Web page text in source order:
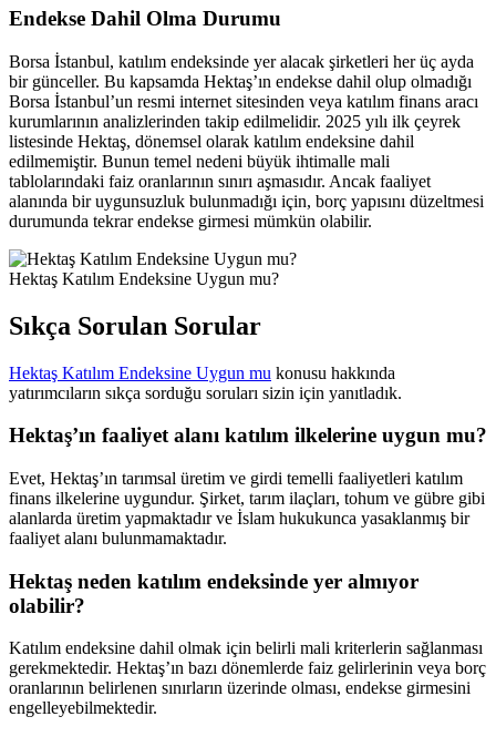
Endekse Dahil Olma Durumu
Borsa İstanbul, katılım endeksinde yer alacak şirketleri her üç ayda
bir günceller. Bu kapsamda Hektaş’ın endekse dahil olup olmadığı
Borsa İstanbul’un resmi internet sitesinden veya katılım finans aracı
kurumlarının analizlerinden takip edilmelidir. 2025 yılı ilk çeyrek
listesinde Hektaş, dönemsel olarak katılım endeksine dahil
edilmemiştir. Bunun temel nedeni büyük ihtimalle mali
tablolarındaki faiz oranlarının sınırı aşmasıdır. Ancak faaliyet
alanında bir uygunsuzluk bulunmadığı için, borç yapısını düzeltmesi
durumunda tekrar endekse girmesi mümkün olabilir.
Hektaş Katılım Endeksine Uygun mu?
Sıkça Sorulan Sorular
Hektaş Katılım Endeksine Uygun mu konusu hakkında
yatırımcıların sıkça sorduğu soruları sizin için yanıtladık.
Hektaş’ın faaliyet alanı katılım ilkelerine uygun mu?
Evet, Hektaş’ın tarımsal üretim ve girdi temelli faaliyetleri katılım
finans ilkelerine uygundur. Şirket, tarım ilaçları, tohum ve gübre gibi
alanlarda üretim yapmaktadır ve İslam hukukunca yasaklanmış bir
faaliyet alanı bulunmamaktadır.
Hektaş neden katılım endeksinde yer almıyor
olabilir?
Katılım endeksine dahil olmak için belirli mali kriterlerin sağlanması
gerekmektedir. Hektaş’ın bazı dönemlerde faiz gelirlerinin veya borç
oranlarının belirlenen sınırların üzerinde olması, endekse girmesini
engelleyebilmektedir.